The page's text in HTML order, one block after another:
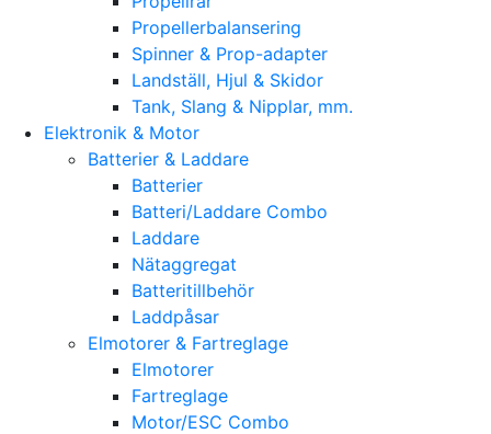
Propellerbalansering
Spinner & Prop-adapter
Landställ, Hjul & Skidor
Tank, Slang & Nipplar, mm.
Elektronik & Motor
Batterier & Laddare
Batterier
Batteri/Laddare Combo
Laddare
Nätaggregat
Batteritillbehör
Laddpåsar
Elmotorer & Fartreglage
Elmotorer
Fartreglage
Motor/ESC Combo